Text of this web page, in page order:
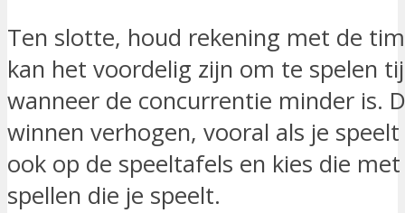
Ten slotte, houd rekening met de
kan het voordelig zijn om te spelen
wanneer de concurrentie minder is.
winnen verhogen, vooral als je
ook op de speeltafels en kies die
spellen die je speelt.